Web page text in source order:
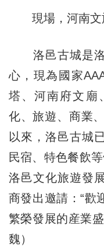
現場，河南文
洛邑古城是洛
心，現為國家
塔、河南府文廟
化、旅遊、商業
以來，洛邑古城
民宿、特色餐飲
洛邑文化旅遊發
商發出邀請：“歡
繁榮發展的産業
魏）